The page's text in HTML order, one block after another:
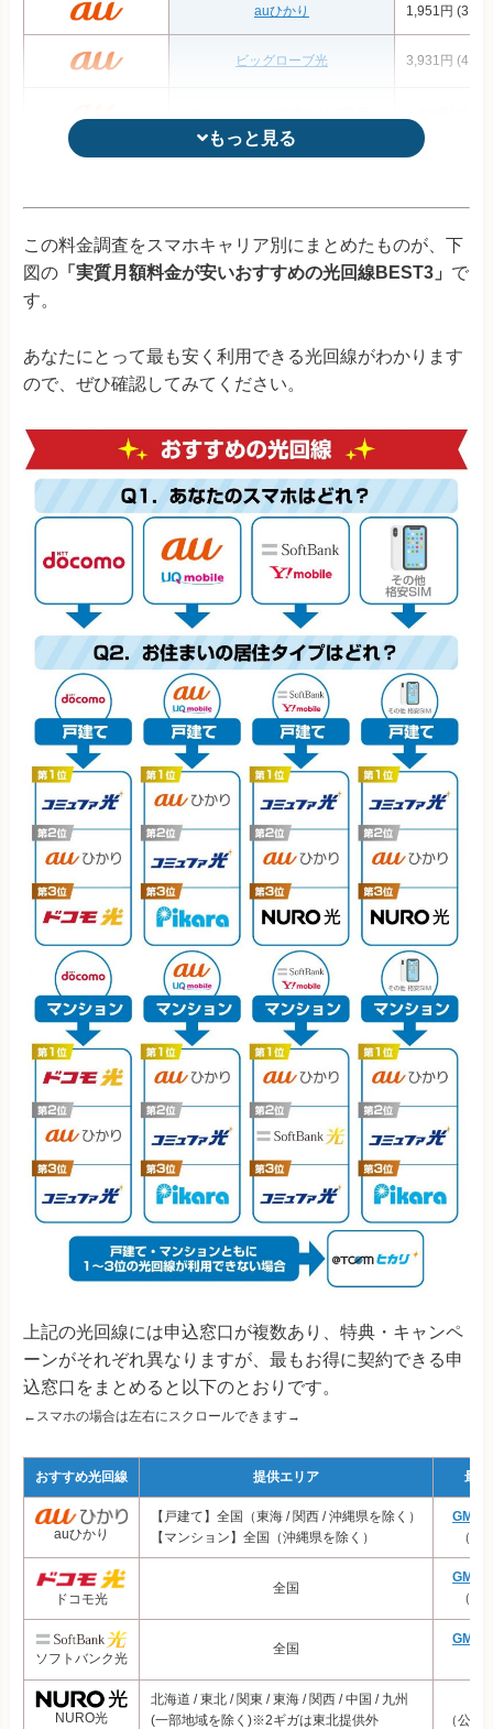
auひかり 1,951円
ビッグローブ光 3,931円
@TCOMヒカリ 4,041円
ピカラ光 (四国エリア限定)
eo光 (関西エリア限定) 3,695円
@nifty光 4,735円
3,805円
4,402円
DTI光 4,046円
J:COM NET 光 3,660円
NURO光 2,525円
ソフトバンク光 4,345円
お使いの 格安SIM 光回線
戸建て
auひかり 2,193円
ソフトバンク光 4,257円
NURO光 2,147円
IIJmioひかり
DTI光 5,201円
＠TCOMヒカリ 4,371円
＠nifty光 4,735円
光回線
戸建て
スマホセット割
フレッツ光 東日本
エキサイト光 4,827円
ぷらら光 5,830円
U-NEXT光 5,445円
おてがる光 4,800円
とくとくBB光 5,343円
※1：ひかり電話の加入が条件 ※料金はすべて税込み
表の補足説明
・新規申込で3年間利用する際に最安値になる方法で算定 ・
キャッシュバック額は81社調査し、最もお得な申込窓口で申
し込んだ場合の額で算定
・カッコ内はスマホセット割をし
ない場合の実質月額料金 ・auとSoftBankのセット割は「光
回線＋光電話」が適用条件となるため、光電話の料金も含め
て算定 ・スマホセット割引は最大額・1人分の適用で算定
・
フレッツ光のプロバイダはBB.エキサイト（月額550円）で
算定 ・UQモバイルは「auひかり」のみの実質月額料金を記
載
※キャンペーン内容や料金は変わる可能性がありますので、必ず
公式ページで確認してください。
もっと見る
もっと見る
この料金調査をスマホキャリア別にまとめたものが、下
図の 「実質月額料金が安いおすすめの光回線BEST3」 で
す。
あなたにとって最も安く利用できる光回線がわかります
ので、ぜひ確認してみてください。
上記の光回線には申込窓口が複数あり、特典・キャンペ
ーンがそれぞれ異なりますが、最もお得に契約できる申
込窓口をまとめると以下のとおりです。
←スマホの場合は左右にスクロールできます→
おすすめ光回線 提供エリア 最
auひかり
【戸建て】全国（東海 / 関西 / 沖縄県を除く）
【マンション】全国（沖縄県を除く）
GMO
（プ
ドコモ光
全国
GMO
（プ
ソフトバンク光
全国
GMO
NURO光
北海道 / 東北 / 関東 / 東海 / 関西 / 中国 / 九州
(一部地域を除く)※2ギガは東北提供外
（公式